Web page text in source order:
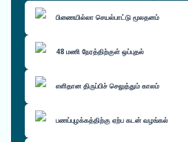
பிணையில்லா செயல்பாட்டு மூலதனம்
48 மணி நேரத்திற்குள் ஒப்புதல்
எளிதான திருப்பிச் செலுத்தும் காலம்
பணப்புழக்கத்திற்கு ஏற்ப கடன் வழங்கல்